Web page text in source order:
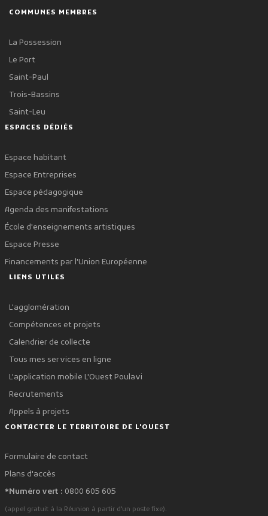
COMMUNES MEMBRES
La Possession
Le Port
Saint-Paul
Trois-Bassins
Saint-Leu
ESPACES DÉDIÉS
Espace habitant
Espace Entreprises
Espace pédagogique
Agenda des manifestations
École d'enseignements artistiques
Espace Presse
Financements par l'Union Européenne
LIENS UTILES
L'agglomération
Compétences et projets
Calendrier de collecte
Tous mes services en ligne
L'application mobile L'Ouest Poulavi
Recrutements
Appels à projets
CONTACTER LE TERRITOIRE DE L'OUEST
Formulaire de contact
Plans d'accès
*Numéro vert : 0800 605 605
(appel gratuit à la Réunion à partir d'un poste fixe).